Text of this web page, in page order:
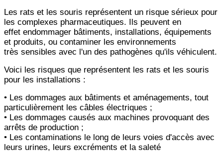
Les rats et les souris représentent un risque sérieux pour
les complexes pharmaceutiques. Ils peuvent en
effet endommager bâtiments, installations, équipements
et produits, ou contaminer les environnements
très sensibles avec l'un des pathogènes qu'ils véhiculent.
Voici les risques que représentent les rats et les souris
pour les installations :
• Les dommages aux bâtiments et aménagements, tout
particulièrement les câbles électriques ;
• Les dommages causés aux machines provoquant des
arrêts de production ;
• Les contaminations le long de leurs voies d'accès avec
leurs urines, leurs excréments et la saleté